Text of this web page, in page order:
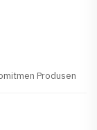
Produsen